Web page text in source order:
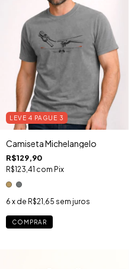
LEVE 4 PAGUE 3
Camiseta Michelangelo
R$129,90
R$123,41 com Pix
6 x de R$21,65 sem juros
COMPRAR